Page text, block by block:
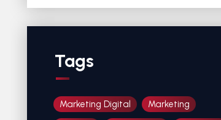
Tags
Marketing Digital
Marketing